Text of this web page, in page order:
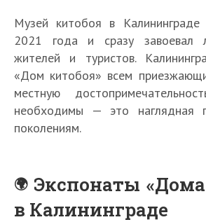
Музей китобоя в
2021 года и сразу завоевал
жителей и туристов.
«Дом китобоя» всем
местную
необходимы — это наглядная
поколениям.
Экспонаты
в Калининграде